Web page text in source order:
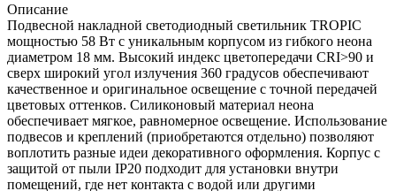
Описание
Подвесной накладной светодиодный светильник TROPIC
мощностью 58 Вт с уникальным корпусом из гибкого неона
диаметром 18 мм. Высокий индекс цветопередачи CRI>90 и
сверх широкий угол излучения 360 градусов обеспечивают
качественное и оригинальное освещение с точной передачей
цветовых оттенков. Силиконовый материал неона
обеспечивает мягкое, равномерное освещение. Использование
подвесов и креплений (приобретаются отдельно) позволяют
воплотить разные идеи декоративного оформления. Корпус с
защитой от пыли IP20 подходит для установки внутри
помещений, где нет контакта с водой или другими